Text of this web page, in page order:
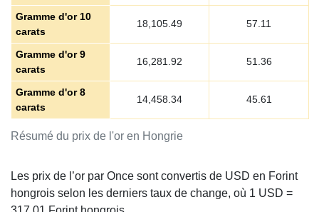
Résumé du prix de l'or en Hongrie
Gramme d'or 10
carats
18,105.49 57.11
Gramme d'or 9
carats
16,281.92 51.36
Gramme d'or 8
carats
14,458.34 45.61
Les prix de l’or par Once sont convertis de USD en Forint
hongrois selon les derniers taux de change, où 1 USD =